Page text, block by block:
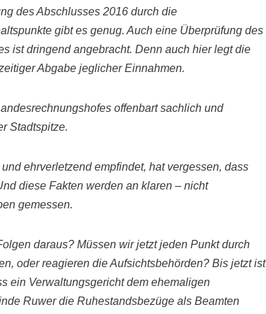
des Abschlusses 2016 durch die
punkte gibt es genug. Auch eine Überprüfung des
istdringend angebracht. Denn auch hier legt die
Abgabe jeglicher Einnahmen.
offenbart sachlich und
Stadtspitze.
ehrverletzend empfindet, hat vergessen, dass
diese Fakten werden an klaren – nicht
gemessen.
daraus? Müssen wir jetzt jeden Punkt durch
oder reagieren die Aufsichtsbehörden? Bis jetzt ist
ein Verwaltungsgericht dem ehemaligen
Ruwer die Ruhestandsbezüge als Beamten